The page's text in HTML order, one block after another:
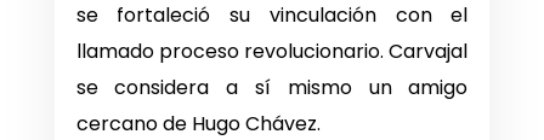
se fortaleció su vinculación con el
llamado proceso revolucionario. Carvajal
se considera a sí mismo un amigo
cercano de Hugo Chávez.